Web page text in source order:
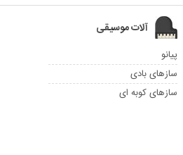
آلات موسیقی
پیانو
سازهای بادی
سازهای کوبه ای